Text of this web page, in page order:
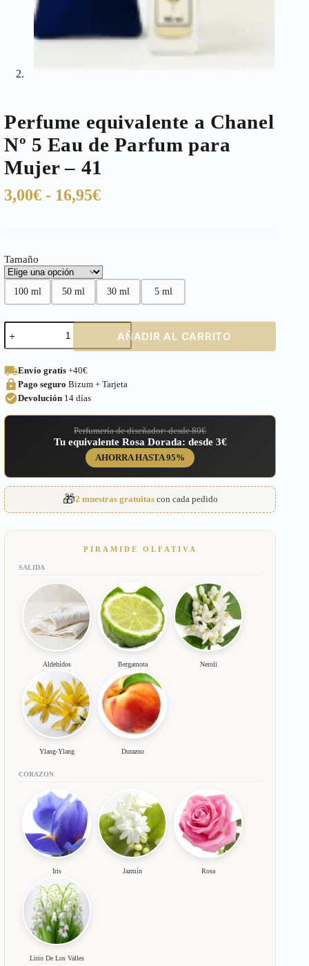
Perfume equivalente a Chanel
Nº 5 Eau de Parfum para
Mujer – 41
3,00€ - 16,95€Rango
3,00€
hasta
16,95€
Tamaño
100 ml 50 ml 30 ml 5 ml
Perfume
equivalente
a
Nº
5
Eau
Parfum
cantidad
AÑADIR AL CARRITO
Envío gratis +40€
Pago seguro Bizum + Tarjeta
Devolución 14 días
Perfumería de diseñador: desde 80€
Tu equivalente Rosa Dorada: desde 3€
AHORRA HASTA 95%
🎁2 muestras gratuitascon cada pedido
PIRAMIDE OLFATIVA
SALIDA
Aldehídos Bergamota Neroli
Ylang-Ylang Durazno
CORAZON
Iris Jazmín Rosa
Lirio De Los Valles